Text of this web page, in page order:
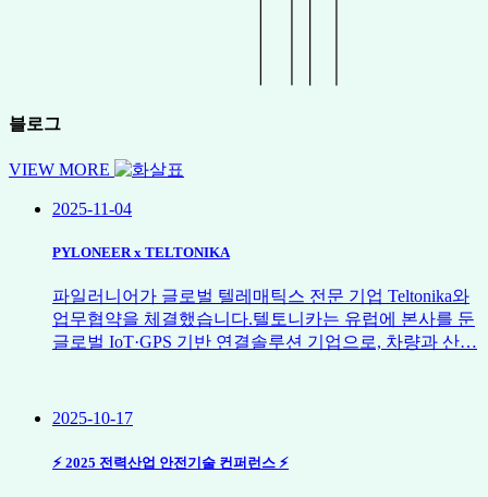
블로그
VIEW MORE
2025-11-04
PYLONEER x TELTONIKA
파일러니어가 글로벌 텔레매틱스 전문 기업 Teltonika와
업무협약을 체결했습니다.텔토니카는 유럽에 본사를 둔
글로벌 IoT·GPS 기반 연결솔루션 기업으로, 차량과 산…
2025-10-17
⚡ 2025 전력산업 안전기술 컨퍼런스 ⚡